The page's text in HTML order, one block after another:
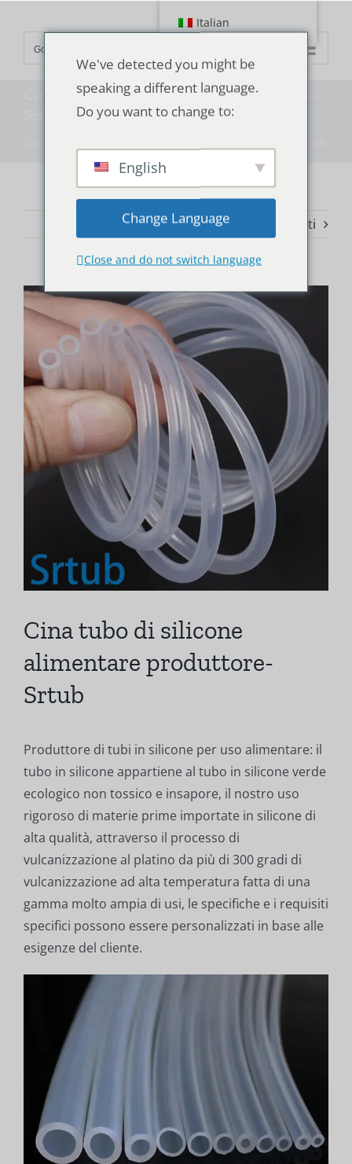
contenuto
Go to...
Cina tubo di silicone alimentare produttore-
Avanti
Ingrandisci
l'immagine
Cina tubo di silicone
alimentare produttore-
Srtub
Produttore di tubi in silicone per uso alimentare: il
tubo in silicone appartiene al tubo in silicone verde
ecologico non tossico e insapore, il nostro uso
rigoroso di materie prime importate in silicone di
alta qualità, attraverso il processo di
vulcanizzazione al platino da più di 300 gradi di
vulcanizzazione ad alta temperatura fatta di una
gamma molto ampia di usi, le specifiche e i requisiti
specifici possono essere personalizzati in base alle
esigenze del cliente.
Italian
We've detected you might be
speaking a different language.
Do you want to change to:
English
Change Language
Close and do not switch language